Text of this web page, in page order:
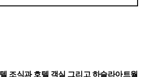
조식과 호텔 객실 그리고 하슬라아트월